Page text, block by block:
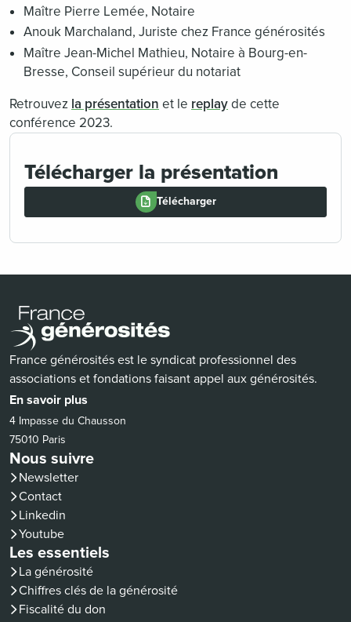
Maître Pierre Lemée, Notaire
Anouk Marchaland, Juriste chez France générosités
Maître Jean-Michel Mathieu, Notaire à Bourg-en-
Bresse, Conseil supérieur du notariat
Retrouvez la présentation et le replayde cette
conférence 2023.
Télécharger la présentation
Télécharger
France générosités est le syndicat professionnel des
associations et fondations faisant appel aux générosités.
En savoir plus
4 Impasse du Chausson
75010 Paris
Nous suivre
Newsletter
Contact
Linkedin
(nouvelle fenêtre)
Youtube
(nouvelle fenêtre)
Les essentiels
La générosité
Chiffres clés de la générosité
Fiscalité du don